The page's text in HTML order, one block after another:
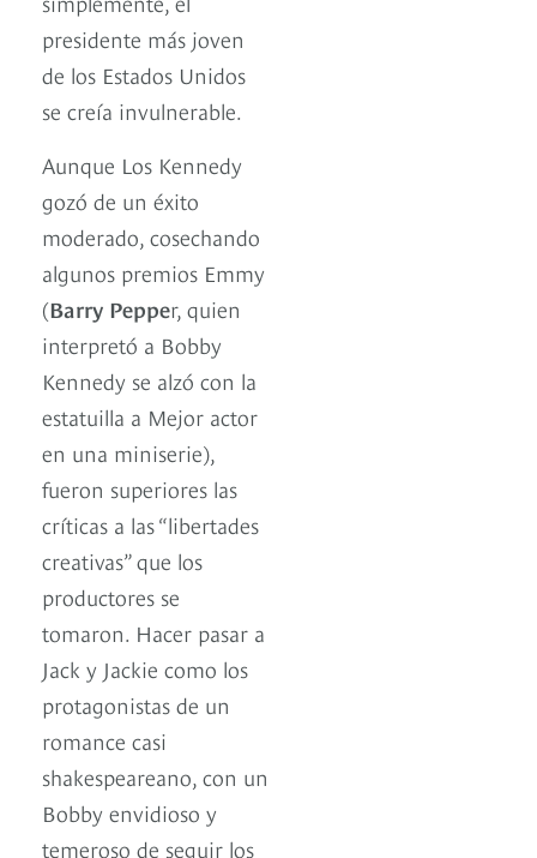
presidente más joven
de los Estados Unidos
se creía invulnerable.
Aunque Los Kennedy
gozó de un éxito
moderado, cosechando
algunos premios Emmy
(Barry Pepper, quien
interpretó a Bobby
Kennedy se alzó con la
estatuilla a Mejor actor
en una miniserie),
fueron superiores las
críticas a las “libertades
creativas” que los
productores se
tomaron. Hacer pasar a
Jack y Jackie como los
protagonistas de un
romance casi
shakespeareano, con un
Bobby envidioso y
temeroso de seguir los